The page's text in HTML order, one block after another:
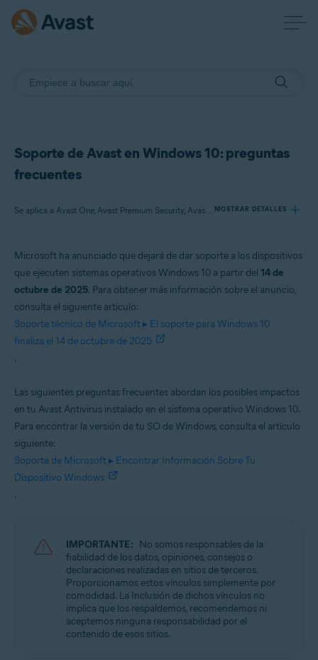
Soporte de Avast en Windows 10: preguntas
frecuentes
Se aplica a Avast One, Avast Premium Security, Avast Free Antivirus MOSTRAR DETALLES
Avast Premium Security
Avast Free Antivirus
Sistemas operativos:
Microsoft ha anunciado que dejará de dar soporte a los dispositivos
que ejecuten sistemas operativos Windows 10 a partir del 14 de
octubre de 2025. Para obtener más información sobre el anuncio,
consulta el siguiente artículo:
Soporte técnico de Microsoft ▸ El soporte para Windows 10
finaliza el 14 de octubre de 2025
.
Las siguientes preguntas frecuentes abordan los posibles impactos
en tu Avast Antivirus instalado en el sistema operativo Windows 10.
Para encontrar la versión de tu SO de Windows, consulta el artículo
siguiente:
Soporte de Microsoft ▸ Encontrar Información Sobre Tu
Dispositivo Windows
.
IMPORTANTE: No somos responsables de la
fiabilidad de los datos, opiniones, consejos o
declaraciones realizadas en sitios de terceros.
Proporcionamos estos vínculos simplemente por
comodidad. La Inclusión de dichos vínculos no
implica que los respaldemos, recomendemos ni
aceptemos ninguna responsabilidad por el
contenido de esos sitios.